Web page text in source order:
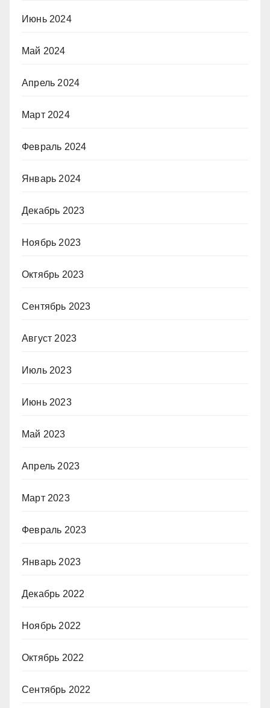
Июнь 2024
Май 2024
Апрель 2024
Март 2024
Февраль 2024
Январь 2024
Декабрь 2023
Ноябрь 2023
Октябрь 2023
Сентябрь 2023
Август 2023
Июль 2023
Июнь 2023
Май 2023
Апрель 2023
Март 2023
Февраль 2023
Январь 2023
Декабрь 2022
Ноябрь 2022
Октябрь 2022
Сентябрь 2022